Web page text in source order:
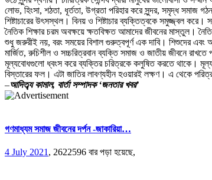
লোভ, হিংসা, শঠতা, ধূর্ততা, উগ্রতা পরিহার করে সুন্দর, সমৃদ্ধ সমাজ
শিষ্টাচারের উৎসস্থল। বিনয় ও শিষ্টাচার ব্যক্তিত্বকে সমুজ্জ্বল
নৈতিক শিক্ষার চরম অবক্ষয়ে ক্ষতবিক্ষত আমাদের জীবনের মাস্তুল।
শুধু জরুরীই নয়, বরং সময়ের বিশাল গুরুত্বপূর্ণ এক দাবি। শিশুদের এবং
মার্জিত, রুচিশীল ও সচ্চরিত্রবান ব্যক্তি সমাজ ও জাতীয় জীবনে
মূল্যবােধগুলাে ধ্বংস করে ব্যক্তির চরিত্রকে কলুষিত করতে থাকে।
বিস্তারের ফল। এটা জাতির লাবণ্যহীন হওয়ারই লক্ষণ। এ থেকে
–আদিত্ব্য কামাল, বার্তা সম্পাদক ‘জনতার খবর’
গণমাধ্যম সমাজ জীবনের দর্পন -জাকারিয়া…
4 July 2021 , 2622596 বার পড়া হয়েছে,